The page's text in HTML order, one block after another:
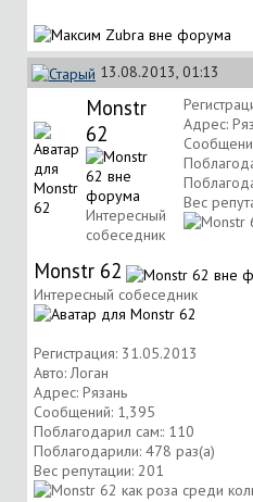
13.08.2013, 01:13
Monstr
62
Интересный
собеседник
Адрес:
Вес
Monstr 62
Интересный собеседник
Регистрация: 31.05.2013
Авто: Логан
Адрес: Рязань
Сообщений: 1,395
Поблагодарил сам:: 110
Поблагодарили: 478 раз(а)
Вес репутации: 201